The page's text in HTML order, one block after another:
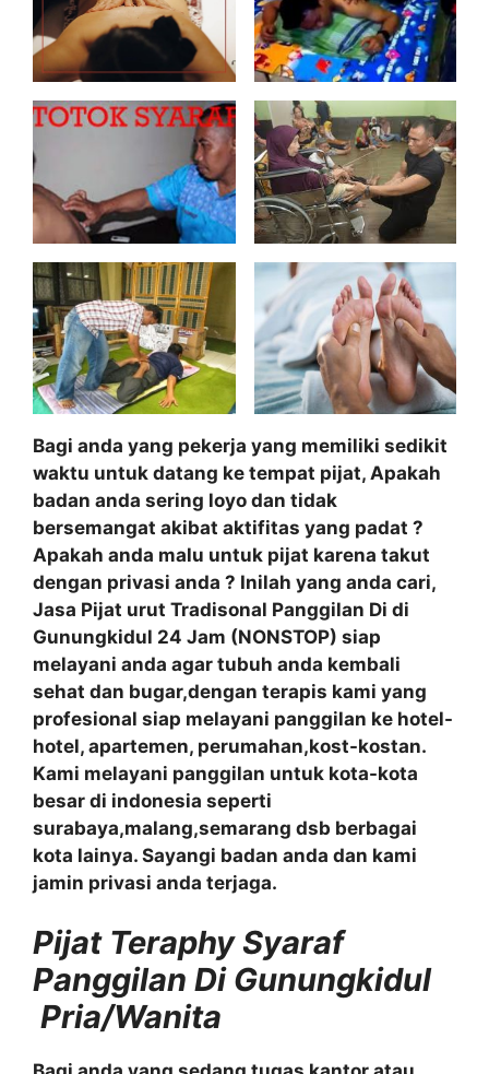
Bagi anda yang pekerja yang memiliki sedikit
waktu untuk datang ke tempat pijat, Apakah
badan anda sering loyo dan tidak
bersemangat akibat aktifitas yang padat ?
Apakah anda malu untuk pijat karena takut
dengan privasi anda ? Inilah yang anda cari,
Jasa Pijat urut Tradisonal Panggilan Di di
Gunungkidul 24 Jam (NONSTOP) siap
melayani anda agar tubuh anda kembali
sehat dan bugar,dengan terapis kami yang
profesional siap melayani panggilan ke hotel-
hotel, apartemen, perumahan,kost-kostan.
Kami melayani panggilan untuk kota-kota
besar di indonesia seperti
surabaya,malang,semarang dsb berbagai
kota lainya. Sayangi badan anda dan kami
jamin privasi anda terjaga.
Pijat Teraphy Syaraf
Panggilan Di Gunungkidul
Pria/Wanita